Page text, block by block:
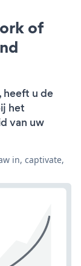
of
heeft u de
het
van uw
in, captivate,